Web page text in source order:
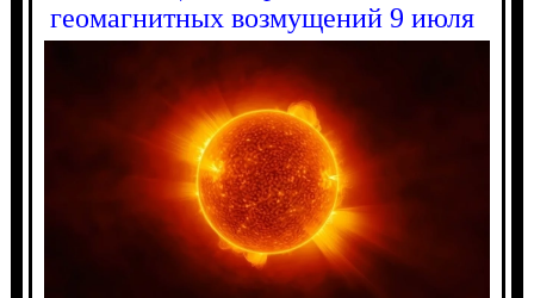
геомагнитных возмущений 9 июля